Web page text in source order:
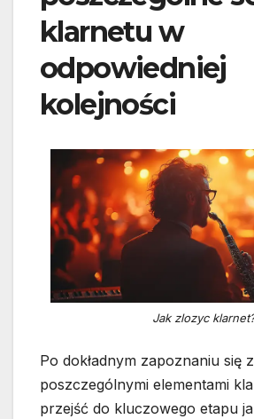
klarnetu w
odpowiedniej
kolejności
Jak zlozyc
Po dokładnym zapoznaniu się z
poszczególnymi elementami
przejść do kluczowego etapu